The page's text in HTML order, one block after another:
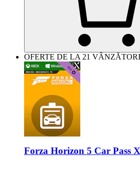
OFERTE DE LA 21 VÂNZĂTORI
Forza Horizon 5 Car Pass